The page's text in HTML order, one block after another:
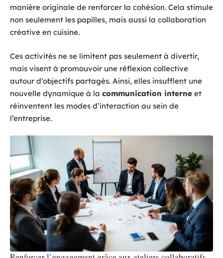
manière originale de renforcer la cohésion. Cela stimule
non seulement les papilles, mais aussi la collaboration
créative en cuisine.
Ces activités ne se limitent pas seulement à divertir,
mais visent à promouvoir une réflexion collective
autour d’objectifs partagés. Ainsi, elles insufflent une
nouvelle dynamique à la communication interne et
réinventent les modes d’interaction au sein de
l’entreprise.